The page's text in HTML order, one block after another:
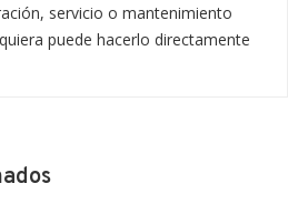
servicio o mantenimiento
puede hacerlo directamente